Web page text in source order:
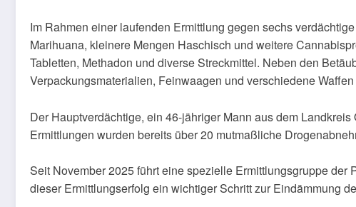
Im Rahmen einer laufenden Ermittlung gegen sechs
Marihuana, kleinere Mengen Haschisch und weitere
Tabletten, Methadon und diverse Streckmittel. Neben den
Verpackungsmaterialien, Feinwaagen und verschiedene
Der Hauptverdächtige, ein 46-jähriger Mann aus dem
Ermittlungen wurden bereits über 20 mutmaßliche
Seit November 2025 führt eine spezielle Ermittlungsgruppe
dieser Ermittlungserfolg ein wichtiger Schritt zur Eindämmung